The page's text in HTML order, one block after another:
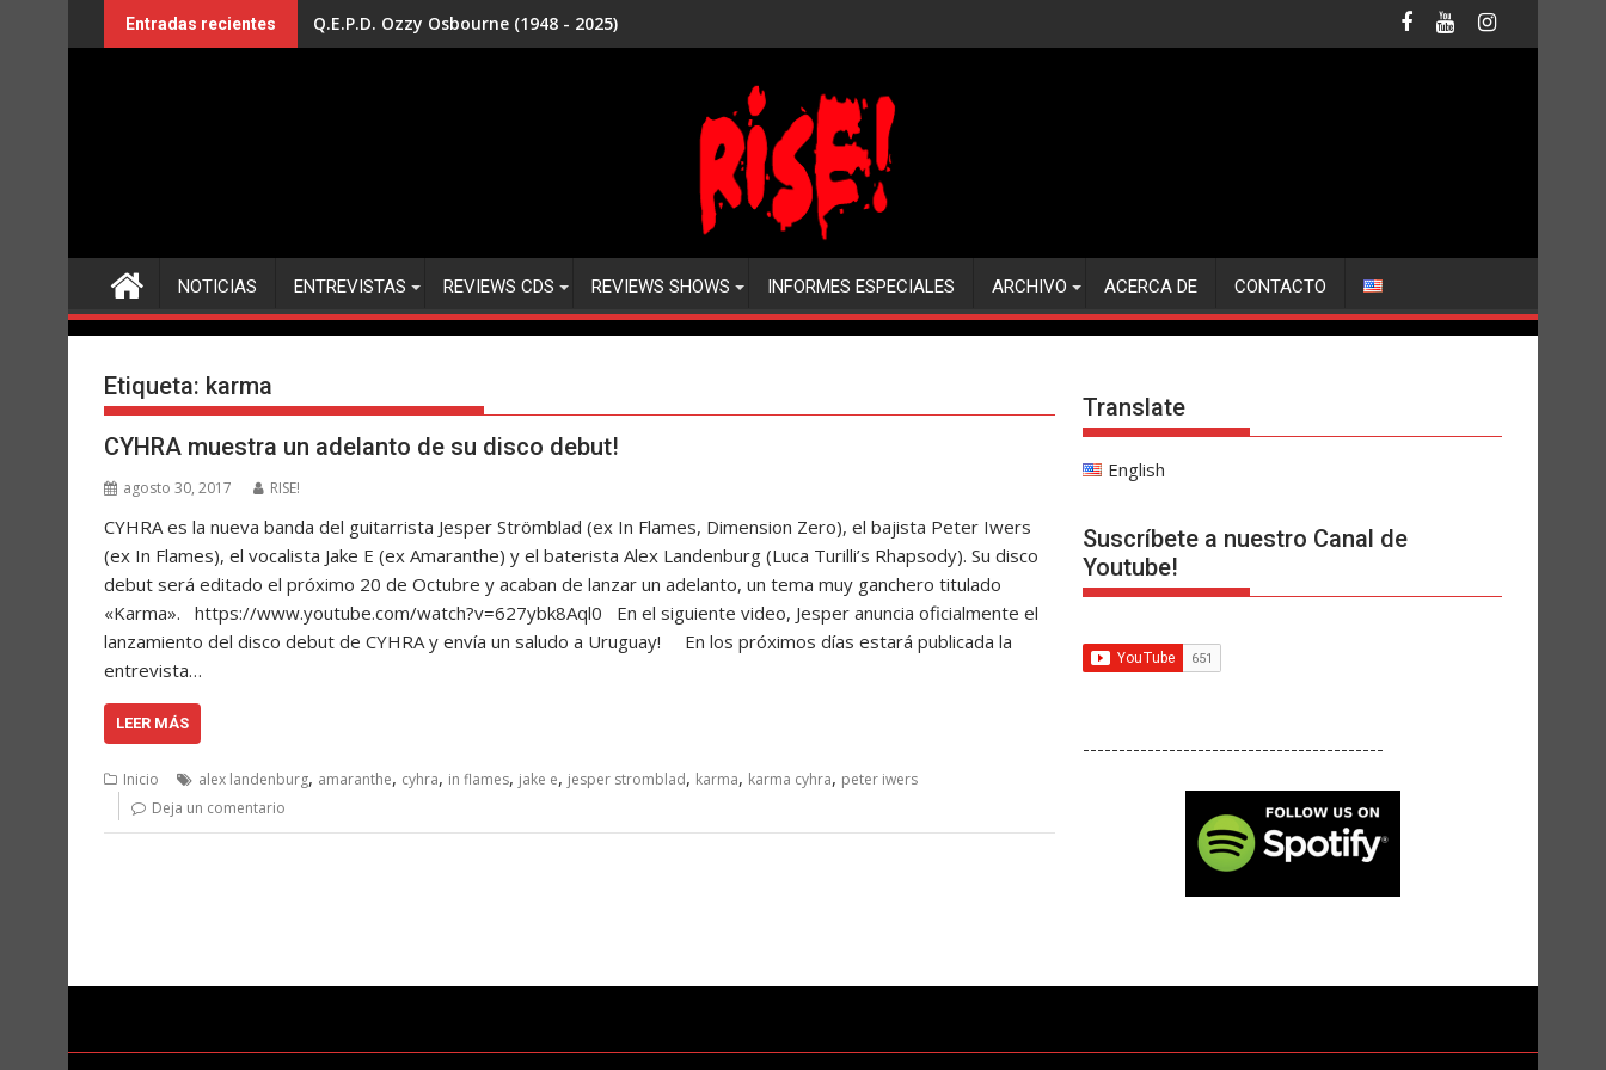
al
Entradas recientes Q.E.P.D. Ozzy Osbourne (1948 - 2025)
NOTICIAS ENTREVISTAS REVIEWS CDS REVIEWS SHOWS INFORMES ESPECIALES ARCHIVO ACERCA DE CONTACTO
Etiqueta: karma
CYHRA muestra un adelanto de su disco debut!
agosto 30, 2017 RISE!
CYHRA es la nueva banda del guitarrista Jesper Strömblad (ex In Flames, Dimension Zero), el bajista Peter Iwers
(ex In Flames), el vocalista Jake E (ex Amaranthe) y el baterista Alex Landenburg (Luca Turilli’s Rhapsody). Su disco
debut será editado el próximo 20 de Octubre y acaban de lanzar un adelanto, un tema muy ganchero titulado
«Karma». https://www.youtube.com/watch?v=627ybk8Aql0 En el siguiente video, Jesper anuncia oficialmente el
lanzamiento del disco debut de CYHRA y envía un saludo a Uruguay! En los próximos días estará publicada la
entrevista…
LEER MÁS
Inicio alex landenburg, amaranthe, cyhra, in flames, jake e, jesper stromblad, karma, karma cyhra, peter iwers
Deja un comentario
Translate
English
Suscríbete a nuestro Canal de
Youtube!
------------------------------------------